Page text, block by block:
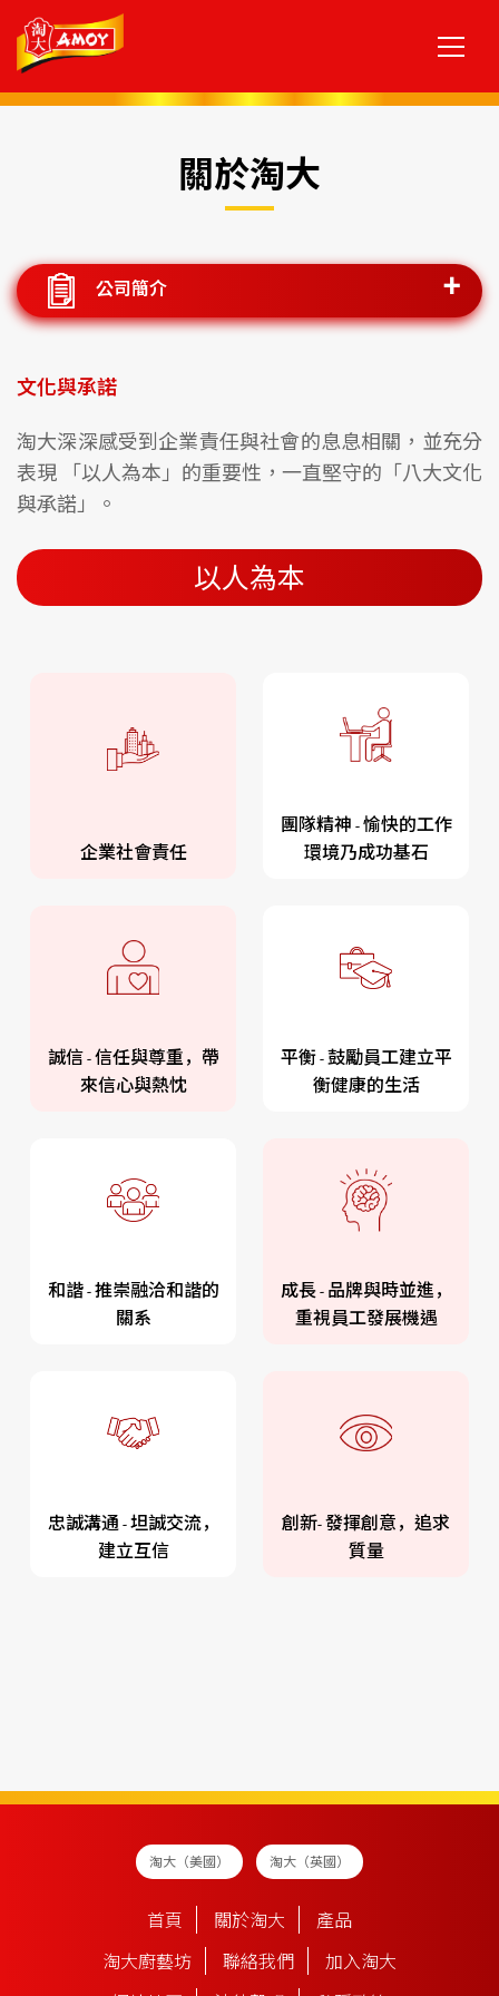
關於淘大
公司簡介
文化與承諾
淘大深深感受到企業責任與社會的息息相關，並充分
表現 「以人為本」的重要性，一直堅守的「八大文化
與承諾」。
以人為本
企業社會責任
團隊精神 - 愉快的工作
環境乃成功基石
誠信 - 信任與尊重 ， 帶
來信心與熱忱
平衡 - 鼓勵員工建立平
衡健康的生活
和諧 - 推崇融洽和諧的
關系
成長 - 品牌與時並進 ，
重視員工發展機遇
忠誠溝通 - 坦誠交流，
建立互信
創新- 發揮創意，追求
質量
淘大（美國） 淘大（英國）
首頁 關於淘大 產品
淘大廚藝坊 聯絡我們 加入淘大